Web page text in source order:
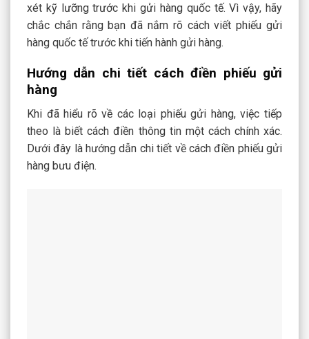
xét kỹ lưỡng trước khi gửi hàng quốc tế. Vì vậy, hãy
chắc chắn rằng bạn đã nắm rõ cách viết phiếu gửi
hàng quốc tế trước khi tiến hành gửi hàng.
Hướng dẫn chi tiết cách điền phiếu gửi
hàng
Khi đã hiểu rõ về các loại phiếu gửi hàng, việc tiếp
theo là biết cách điền thông tin một cách chính xác.
Dưới đây là hướng dẫn chi tiết về cách điền phiếu gửi
hàng bưu điện.